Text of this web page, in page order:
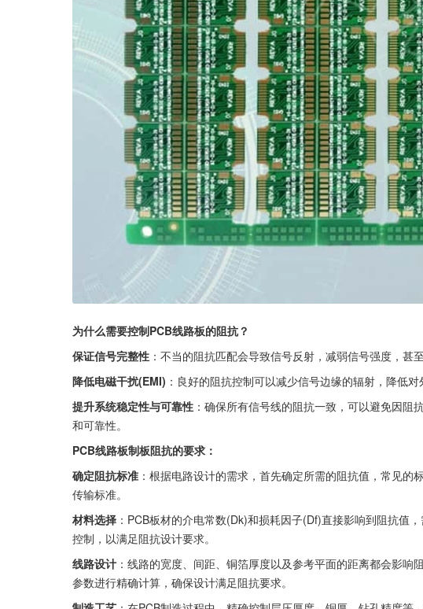
为什么需要控制PCB线路板的阻抗？
保证信号完整性 ：不当的阻抗匹配会导致信号反射，减弱信号强度，甚
降低电磁干扰(EMI) ：良好的阻抗控制可以减少信号边缘的辐射，降低
提升系统稳定性与可靠性 ：确保所有信号线的阻抗一致，可以避免因
和可靠性。
PCB线路板制板阻抗的要求：
确定阻抗标准 ：根据电路设计的需求，首先确定所需的阻抗值，常见
传输标准。
材料选择 ：PCB板材的介电常数(Dk)和损耗因子(Df)直接影响到阻抗值
控制，以满足阻抗设计要求。
线路设计 ：线路的宽度、间距、铜箔厚度以及参考平面的距离都会影
参数进行精确计算，确保设计满足阻抗要求。